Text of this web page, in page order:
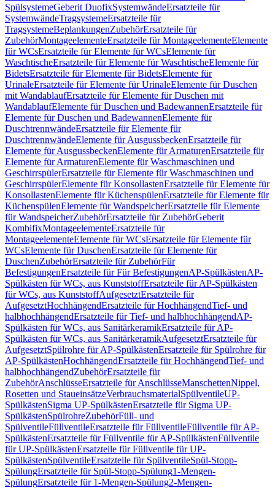
SpülsystemeGeberit DuofixSystemwändeErsatzteile für
SystemwändeTragsystemeErsatzteile für
TragsystemeBeplankungenZubehörErsatzteile für
ZubehörMontageelementeErsatzteile für MontageelementeElemente
für WCsErsatzteile für Elemente für WCsElemente für
WaschtischeErsatzteile für Elemente für WaschtischeElemente für
BidetsErsatzteile für Elemente für BidetsElemente für
UrinaleErsatzteile für Elemente für UrinaleElemente für Duschen
mit WandablaufErsatzteile für Elemente für Duschen mit
WandablaufElemente für Duschen und BadewannenErsatzteile für
Elemente für Duschen und BadewannenElemente für
DuschtrennwändeErsatzteile für Elemente für
DuschtrennwändeElemente für AusgussbeckenErsatzteile für
Elemente für AusgussbeckenElemente für ArmaturenErsatzteile für
Elemente für ArmaturenElemente für Waschmaschinen und
GeschirrspülerErsatzteile für Elemente für Waschmaschinen und
GeschirrspülerElemente für KonsollastenErsatzteile für Elemente für
KonsollastenElemente für KüchenspülenErsatzteile für Elemente für
KüchenspülenElemente für WandspeicherErsatzteile für Elemente
für WandspeicherZubehörErsatzteile für ZubehörGeberit
KombifixMontageelementeErsatzteile für
MontageelementeElemente für WCsErsatzteile für Elemente für
WCsElemente für DuschenErsatzteile für Elemente für
DuschenZubehörErsatzteile für ZubehörFür
BefestigungenErsatzteile für Für BefestigungenAP-SpülkästenAP-
Spülkästen für WCs, aus KunststoffErsatzteile für AP-Spülkästen
für WCs, aus KunststoffAufgesetztErsatzteile für
AufgesetztHochhängendErsatzteile für HochhängendTief- und
halbhochhängendErsatzteile für Tief- und halbhochhängendAP-
Spülkästen für WCs, aus SanitärkeramikErsatzteile für AP-
Spülkästen für WCs, aus SanitärkeramikAufgesetztErsatzteile für
AufgesetztSpülrohre für AP-SpülkästenErsatzteile für Spülrohre für
AP-SpülkästenHochhängendErsatzteile für HochhängendTief- und
halbhochhängendZubehörErsatzteile für
ZubehörAnschlüsseErsatzteile für AnschlüsseManschettenNippel,
Rosetten und StaueinsätzeVerbrauchsmaterialSpülventileUP-
SpülkästenSigma UP-SpülkästenErsatzteile für Sigma UP-
SpülkästenSpülrohreZubehörFüll- und
SpülventileFüllventileErsatzteile für FüllventileFüllventile für AP-
SpülkästenErsatzteile für Füllventile für AP-SpülkästenFüllventile
für UP-SpülkästenErsatzteile für Füllventile für UP-
SpülkästenSpülventileErsatzteile für SpülventileSpül-Stopp-
SpülungErsatzteile für Spül-Stopp-Spülung1-Mengen-
SpülungErsatzteile für 1-Mengen-Spülung2-Mengen-